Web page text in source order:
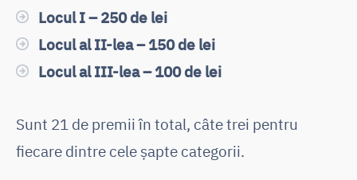
Locul I – 250 de lei
Locul al II-lea – 150 de lei
Locul al III-lea – 100 de lei
Sunt 21 de premii în total, câte trei pentru
fiecare dintre cele șapte categorii.